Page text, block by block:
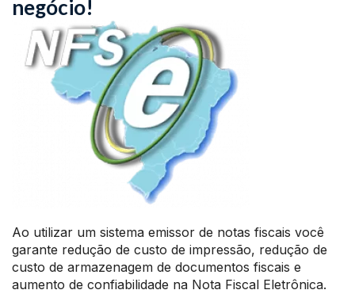
negócio!
Ao utilizar um sistema emissor de notas fiscais você
garante redução de custo de impressão, redução de
custo de armazenagem de documentos fiscais e
aumento de confiabilidade na Nota Fiscal Eletrônica.